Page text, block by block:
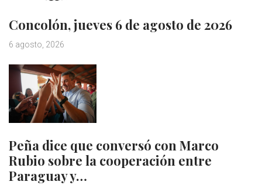
Concolón, jueves 6 de agosto de 2026
6 agosto, 2026
Peña dice que conversó con Marco
Rubio sobre la cooperación entre
Paraguay y…